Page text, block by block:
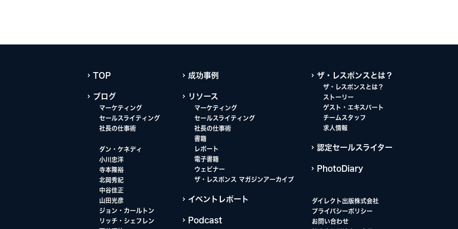
TOP
ブログ
マーケティング
セールスライティング
社長の仕事術
ダン・ケネディ
小川忠洋
寺本隆裕
北岡秀紀
中谷佳正
山田光彦
ジョン・カールトン
リッチ・シェフレン
成功事例
リソース
マーケティング
セールスライティング
社長の仕事術
書籍
レポート
電子書籍
ウェビナー
ザ・レスポンス マガジンアーカイブ
イベントレポート
Podcast
ザ・レスポンスとは？
ザ・レスポンスとは？
ストーリー
ゲスト・エキスパート
チームスタッフ
求人情報
認定セールスライター
PhotoDiary
ダイレクト出版株式会社
プライバシーポリシー
お問い合わせ